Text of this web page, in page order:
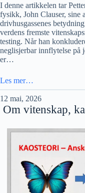
I denne artikkelen tar
fysikk, John Clauser, sine
drivhusgassenes
verdens fremste
testing. Når han
neglisjerbar innflytelse på
er…
Les mer…
12 mai, 2026
Om vitenskap,